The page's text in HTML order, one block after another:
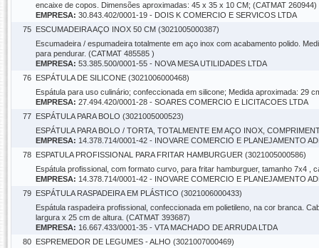
encaixe de copos. Dimensões aproximadas: 45 x 35 x 10 CM; (CATMAT 260944)
EMPRESA: 30.843.402/0001-19 - DOIS K COMERCIO E SERVICOS LTDA
75 ESCUMADEIRA AÇO INOX 50 CM (3021005000387)
Escumadeira / espumadeira totalmente em aço inox com acabamento polido.
para pendurar. (CATMAT 485585 )
EMPRESA: 53.385.500/0001-55 - NOVA MESA UTILIDADES LTDA
76 ESPÁTULA DE SILICONE (3021006000468)
Espátula para uso culinário; confeccionada em silicone; Medida aproximada: 29
EMPRESA: 27.494.420/0001-28 - SOARES COMERCIO E LICITACOES LTDA
77 ESPÁTULA PARA BOLO (3021005000523)
ESPÁTULA PARA BOLO / TORTA, TOTALMENTE EM AÇO INOX,
EMPRESA: 14.378.714/0001-42 - INOVARE COMERCIO E PLANEJAMENTO
78 ESPATULA PROFISSIONAL PARA FRITAR HAMBURGUER (3021005000586)
Espátula profissional, com formato curvo, para fritar hamburguer, tamanho 7x4
EMPRESA: 14.378.714/0001-42 - INOVARE COMERCIO E PLANEJAMENTO
79 ESPÁTULA RASPADEIRA EM PLÁSTICO (3021006000433)
Espátula raspadeira profissional, confeccionada em polietileno, na cor branca.
largura x 25 cm de altura. (CATMAT 393687)
EMPRESA: 16.667.433/0001-35 - VTA MACHADO DE ARRUDA LTDA
80 ESPREMEDOR DE LEGUMES - ALHO (3021007000469)